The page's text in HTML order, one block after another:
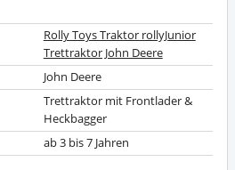
Rolly Toys Traktor rollyJunior
Trettraktor John Deere
John Deere
Trettraktor mit Frontlader &
Heckbagger
ab 3 bis 7 Jahren